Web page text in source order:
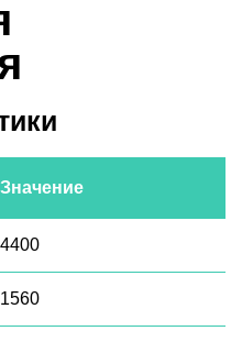
Значение
4400
1560